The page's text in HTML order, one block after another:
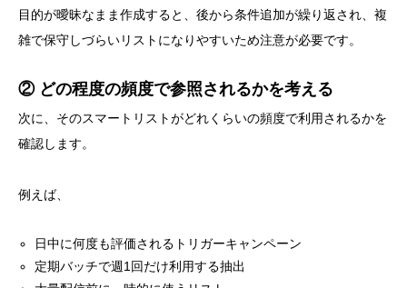
目的が曖昧なまま作成すると、後から条件追加が繰り返され、複
雑で保守しづらいリストになりやすいため注意が必要です。
② どの程度の頻度で参照されるかを考える
次に、そのスマートリストがどれくらいの頻度で利用されるかを
確認します。
例えば、
日中に何度も評価されるトリガーキャンペーン
定期バッチで週1回だけ利用する抽出